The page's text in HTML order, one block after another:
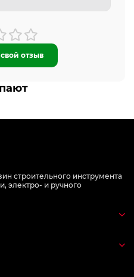
отзыв
строительного инструмента
электро- и ручного